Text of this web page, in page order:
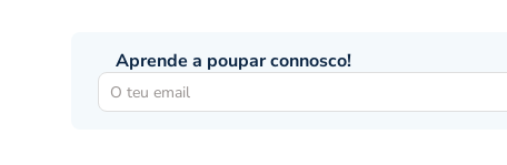
Aprende a poupar connosco!